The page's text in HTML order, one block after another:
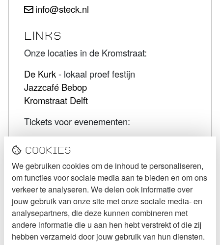
info@steck.nl
LINKS
Onze locaties in de Kromstraat:
De Kurk- lokaal proef festijn
Jazzcafé Bebop
Kromstraat Delft
Tickets voor evenementen:
De Kurk tickets
Jazzcafé Bebop tickets
VOLG STECK
Instagram
Facebook
Cookies
We gebruiken cookies om de inhoud te personaliseren,
om functies voor sociale media aan te bieden en om ons
verkeer te analyseren. We delen ook informatie over
jouw gebruik van onze site met onze sociale media- en
analysepartners, die deze kunnen combineren met
andere informatie die u aan hen hebt verstrekt of die zij
hebben verzameld door jouw gebruik van hun diensten.